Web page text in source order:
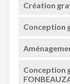
Création
Conception
Conception